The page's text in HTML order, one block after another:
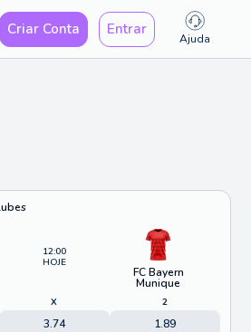
Criar Conta Entrar
Ajuda
12:00
HOJE
FC Bayern
Munique
X 2
3.74 1.89